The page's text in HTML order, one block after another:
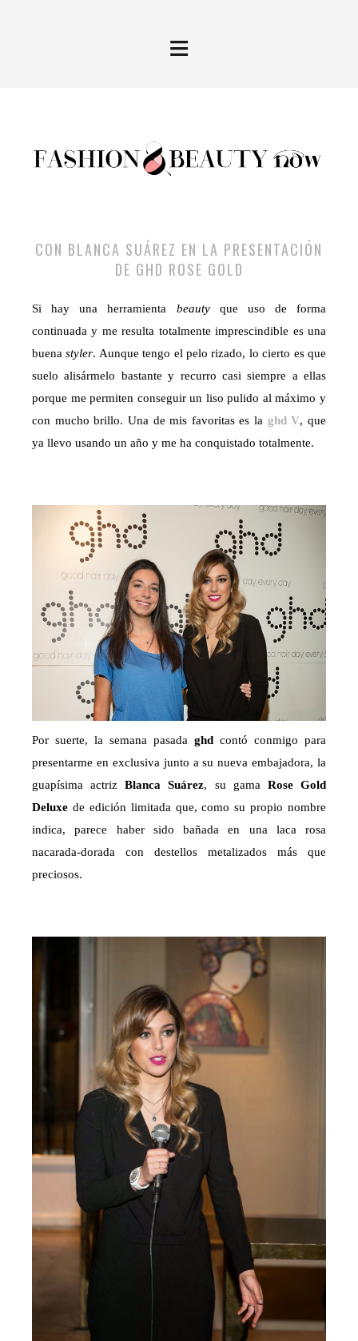
≡
CON BLANCA SUÁREZ EN LA PRESENTACIÓN
DE GHD ROSE GOLD
Si hay una herramienta beautyque uso de forma
continuada y me resulta totalmente imprescindible es una
buenastyler. Aunque tengo el pelo rizado, lo cierto es que
suelo alisármelo bastante y recurro casi siempre a ellas
porque me permiten conseguir un liso pulido al máximo y
con mucho brillo. Una de mis favoritas es la ghd V, que
ya llevo usando un año y me ha conquistado totalmente.
Por suerte, la semana pasada ghd contó conmigo para
presentarme en exclusiva junto a su nueva embajadora, la
guapísima actrizBlanca Suárez, su gama Rose Gold
Deluxe de edición limitada que, como su propio nombre
indica, parece haber sido bañada en una laca rosa
nacarada-dorada con destellos metalizados más que
preciosos.